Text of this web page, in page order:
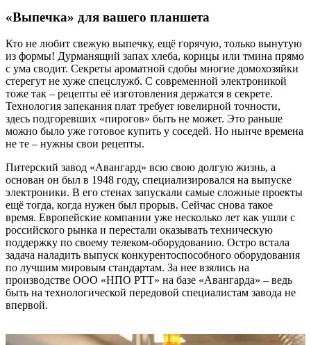
«Выпечка» для вашего планшета
Кто не любит свежую выпечку, ещё горячую, только вынутую
из формы! Дурманящий запах хлеба, корицы или тмина прямо
с ума сводит. Секреты ароматной сдобы многие домохозяйки
стерегут не хуже спецслужб. С современной электроникой
тоже так – рецепты её изготовления держатся в секрете.
Технология запекания плат требует ювелирной точности,
здесь подгоревших «пирогов» быть не может. Это раньше
можно было уже готовое купить у соседей. Но нынче времена
не те – нужны свои рецепты.
Питерский завод «Авангард» всю свою долгую жизнь, а
основан он был в 1948 году, специализировался на выпуске
электроники. В его стенах запускали самые сложные проекты
ещё тогда, когда нужен был прорыв. Сейчас снова такое
время. Европейские компании уже несколько лет как ушли с
российского рынка и перестали оказывать техническую
поддержку по своему телеком-оборудованию. Остро встала
задача наладить выпуск конкурентоспособного оборудования
по лучшим мировым стандартам. За нее взялись на
производстве ООО «НПО РТТ» на базе «Авангарда» – ведь
быть на технологической передовой специалистам завода не
впервой.